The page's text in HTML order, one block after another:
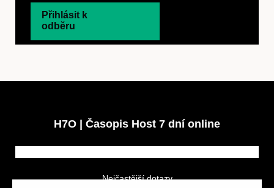
Přihlásit k
odběru
H7O | Časopis Host 7 dní online
Nejčastější dotazy